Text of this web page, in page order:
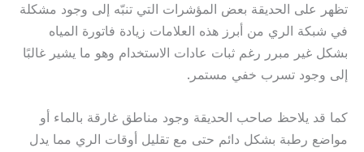
تظهر على الحديقة بعض المؤشرات التي تنبّه إلى وجود مشكلة
في شبكة الري من أبرز هذه العلامات زيادة فاتورة المياه
بشكل غير مبرر رغم ثبات عادات الاستخدام وهو ما يشير غالبًا
إلى وجود تسرب خفي مستمر.
كما قد يلاحظ صاحب الحديقة وجود مناطق غارقة بالماء أو
مواضع رطبة بشكل دائم حتى مع تقليل أوقات الري مما يدل